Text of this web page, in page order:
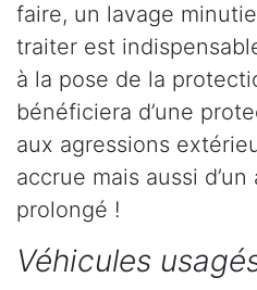
faire, un lavage
traiter est
à la pose de la
bénéficiera d’une
aux agressions
accrue mais aussi
prolongé !
Véhicules